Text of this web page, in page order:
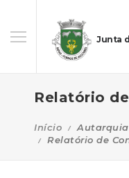
Junta
Relatório
Início Autarquia
Relatório de